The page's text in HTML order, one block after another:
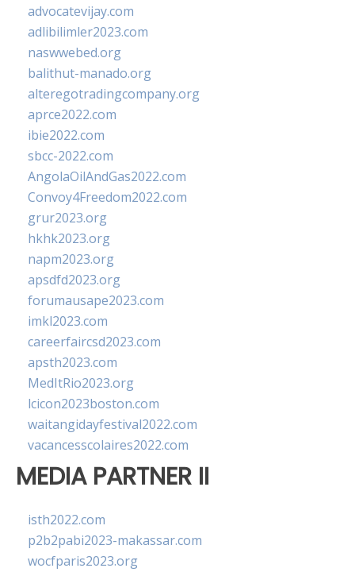
advocatevijay.com
adlibilimler2023.com
naswwebed.org
balithut-manado.org
alteregotradingcompany.org
aprce2022.com
ibie2022.com
sbcc-2022.com
AngolaOilAndGas2022.com
Convoy4Freedom2022.com
grur2023.org
hkhk2023.org
napm2023.org
apsdfd2023.org
forumausape2023.com
imkl2023.com
careerfaircsd2023.com
apsth2023.com
MedItRio2023.org
lcicon2023boston.com
waitangidayfestival2022.com
vacancesscolaires2022.com
MEDIA PARTNER II
isth2022.com
p2b2pabi2023-makassar.com
wocfparis2023.org